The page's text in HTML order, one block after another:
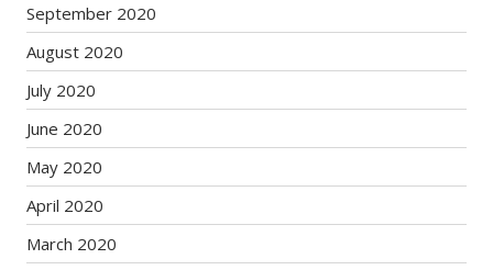
September 2020
August 2020
July 2020
June 2020
May 2020
April 2020
March 2020